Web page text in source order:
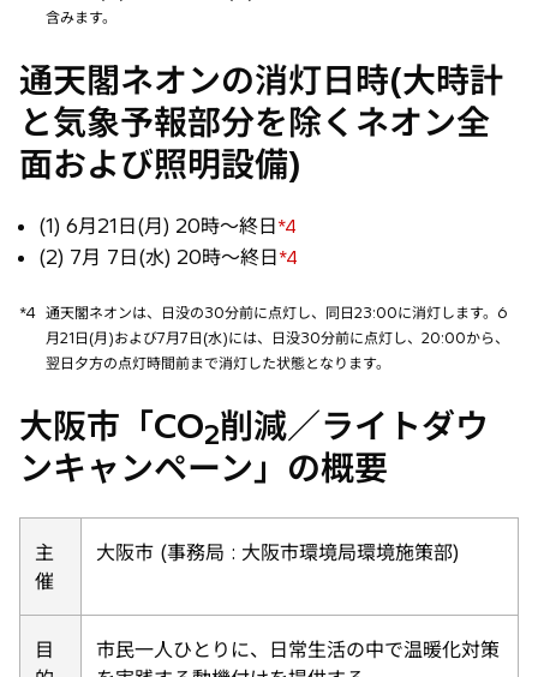
含みます。
通天閣ネオンの消灯日時(大時計
と気象予報部分を除くネオン全
面および照明設備)
(1) 6月21日(月) 20時〜終日*4
(2) 7月 7日(水) 20時〜終日*4
*4 通天閣ネオンは、日没の30分前に点灯し、同日23:00に消灯します。6
月21日(月)および7月7日(水)には、日没30分前に点灯し、20:00から、
翌日夕方の点灯時間前まで消灯した状態となります。
大阪市「CO2削減／ライトダウ
ンキャンペーン」の概要
主
催
大阪市 (事務局 : 大阪市環境局環境施策部)
目
市民一人ひとりに、日常生活の中で温暖化対策